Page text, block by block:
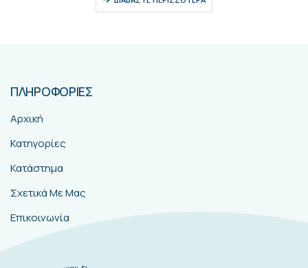
ΠΛΗΡΟΦΟΡΙΕΣ
Αρχική
Κατηγορίες
Κατάστημα
Σχετικά Με Μας
Επικοινωνία